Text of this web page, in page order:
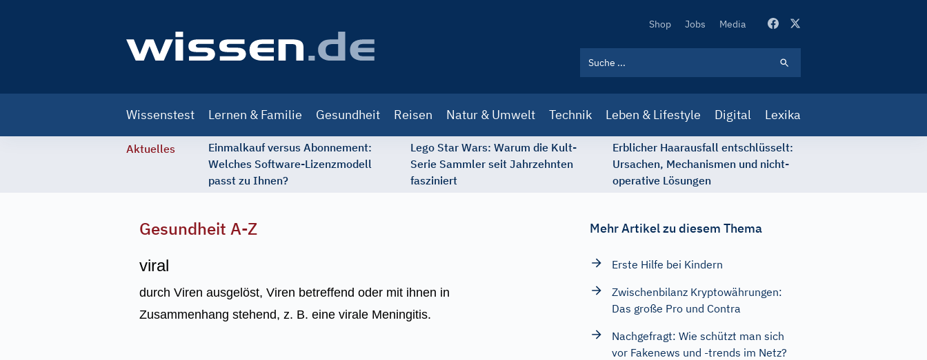
Secondary
Shop Jobs Media
navigation
Wissenstest Lernen & Familie Gesundheit Reisen Natur & Umwelt Technik Leben & Lifestyle Digital Lexika
Aktuelles
Einmalkauf versus Abonnement:
Welches Software-Lizenzmodell
passt zu Ihnen?
Lego Star Wars: Warum die Kult-
Serie Sammler seit Jahrzehnten
fasziniert
Erblicher Haarausfall entschlüsselt:
Ursachen, Mechanismen und nicht-
operative Lösungen
Gesundheit A-Z
viral
durch Viren ausgelöst, Viren betreffend oder mit ihnen in
Zusammenhang stehend, z. B. eine virale Meningitis.
Mehr Artikel zu diesem Thema
Erste Hilfe bei Kindern
Zwischenbilanz Kryptowährungen:
Das große Pro und Contra
Nachgefragt: Wie schützt man sich
vor Fakenews und -trends im Netz?